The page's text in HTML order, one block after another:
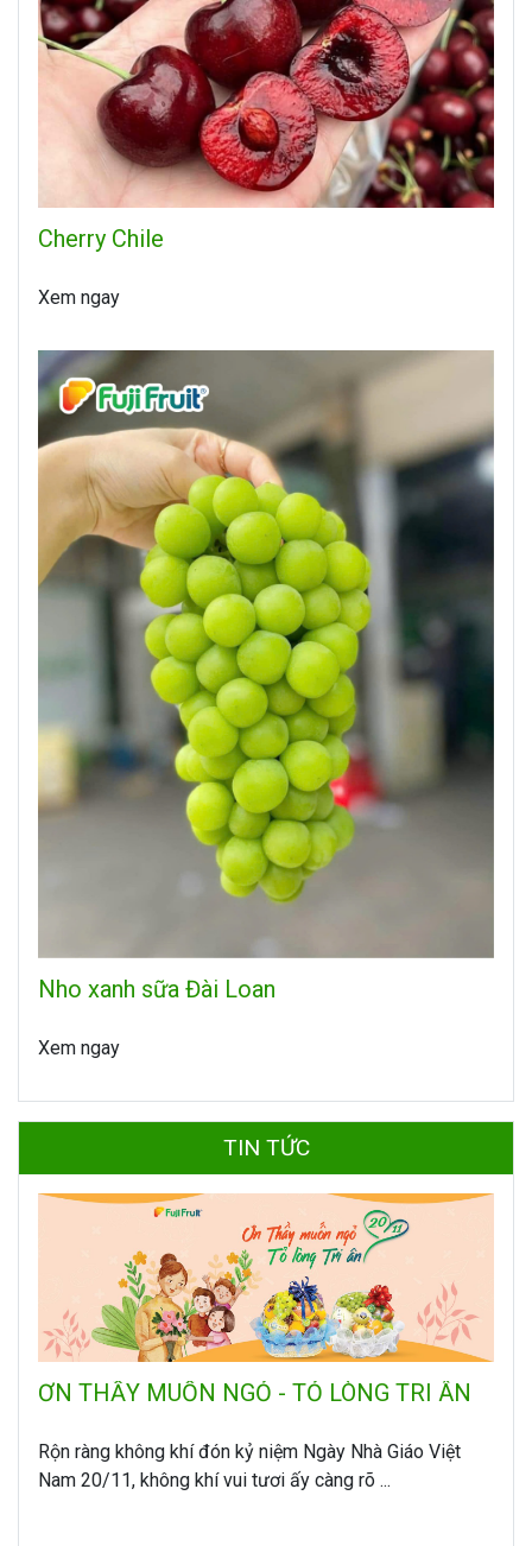
Cherry Chile
Xem ngay
Nho xanh sữa Đài Loan
Xem ngay
TIN TỨC
ƠN THẦY MUỐN NGỎ - TỎ LÒNG TRI ÂN
Rộn ràng không khí đón kỷ niệm Ngày Nhà Giáo Việt
Nam 20/11, không khí vui tươi ấy càng rõ ...